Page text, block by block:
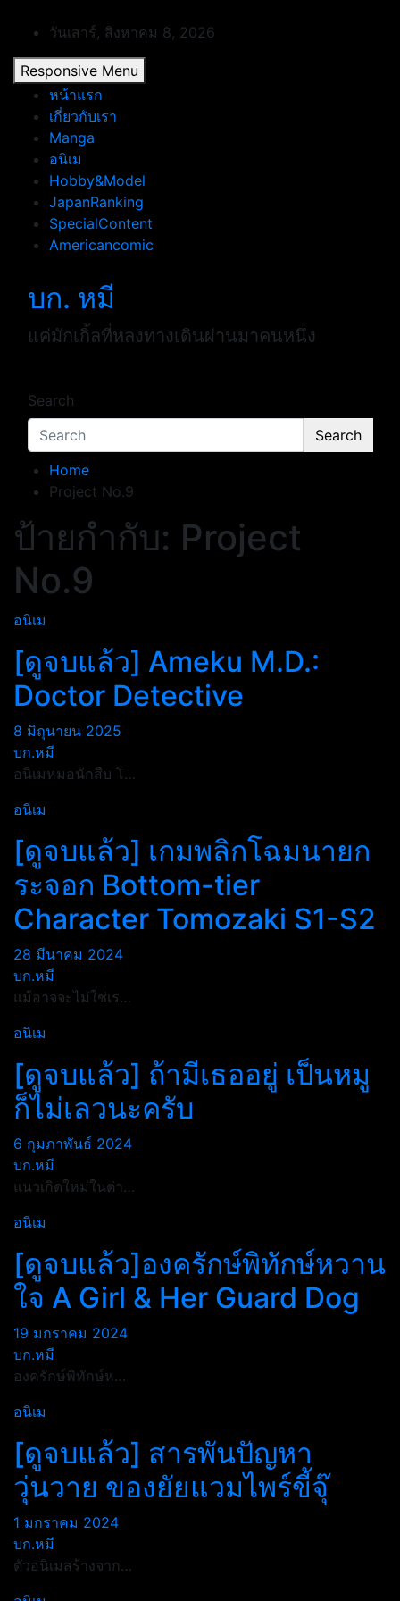
content
วันเสาร์, สิงหาคม 8, 2026
Responsive Menu
หน้าแรก
เกี่ยวกับเรา
Manga
อนิเม
Hobby&Model
JapanRanking
SpecialContent
Americancomic
บก. หมี
แค่มักเกิ้ลที่หลงทางเดินผ่านมาคนหนึ่ง
Search
Search
Home
Project No.9
ป้ายกำกับ: Project
No.9
อนิเม
[ดูจบแล้ว] Ameku M.D.:
Doctor Detective
8 มิถุนายน 2025
บก.หมี
อนิเมหมอนักสืบ โ…
อนิเม
[ดูจบแล้ว] เกมพลิกโฉมนายก
ระจอก Bottom-tier
Character Tomozaki S1-S2
28 มีนาคม 2024
บก.หมี
แม้อาจจะไม่ใช่เร…
อนิเม
[ดูจบแล้ว] ถ้ามีเธออยู่ เป็นหมู
ก็ไม่เลวนะครับ
6 กุมภาพันธ์ 2024
บก.หมี
แนวเกิดใหม่ในต่า…
อนิเม
[ดูจบแล้ว]องครักษ์พิทักษ์หวาน
ใจ A Girl & Her Guard Dog
19 มกราคม 2024
บก.หมี
องครักษ์พิทักษ์ห…
อนิเม
[ดูจบแล้ว] สารพันปัญหา
วุ่นวาย ของยัยแวมไพร์ขี้จุ๊
1 มกราคม 2024
บก.หมี
ตัวอนิเมสร้างจาก…